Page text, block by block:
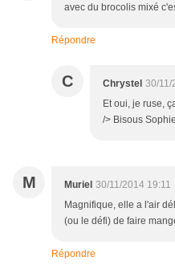
avec du brocolis mixé
Répondre
C Chrystel 30/11/
Et oui, je ruse,
/> Bisous Sophie
M Muriel 30/11/2014 19:11
Magnifique, elle a l'air
(ou le défi) de faire
Répondre